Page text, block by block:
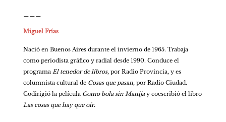
Miguel Frías
Nació en Buenos Aires durante el invierno de 1965. Trabaja
como periodista gráfico y radial desde 1990. Conduce el
programa El tenedor de libros, por Radio Provincia, y es
columnista cultural de Cosas que pasan, por Radio Ciudad.
Codirigió la película Como bola sin Manija y coescribió el libro
Las cosas que hay que oír.